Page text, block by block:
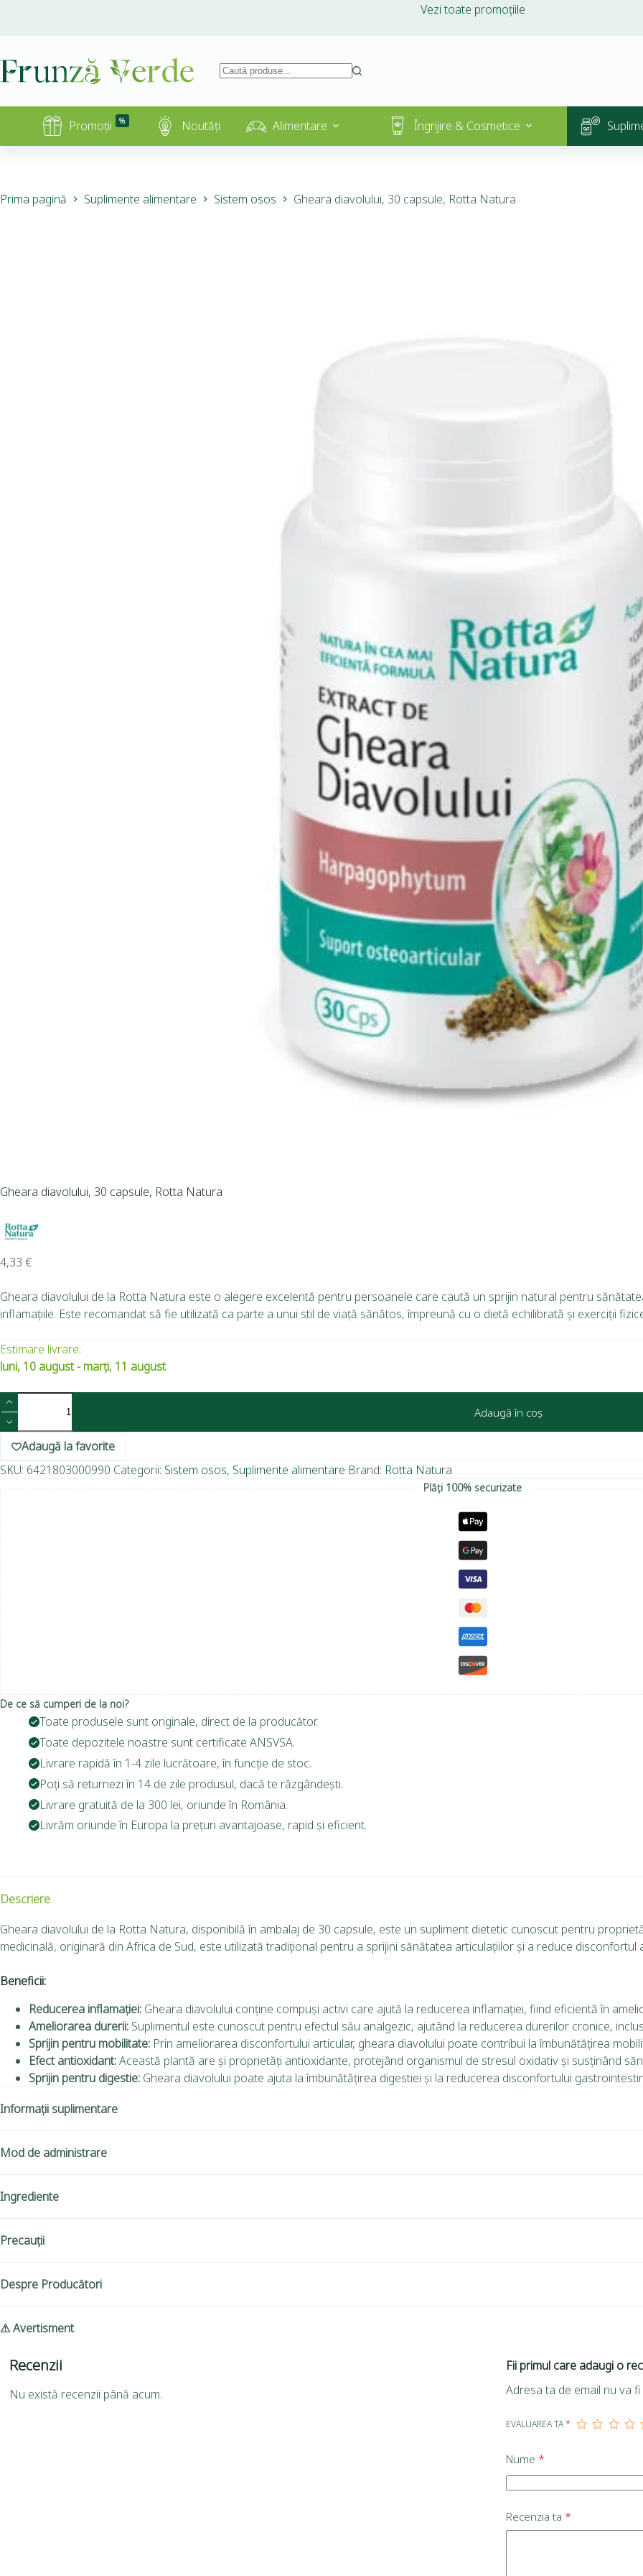
Vezi toate promoțiile
Promoții % Noutăți Alimentare Îngrijire & Cosmetice
Prima pagină Suplimente alimentare Sistem osos Gheara diavolului, 30 capsule, Rotta Natura
Gheara diavolului, 30 capsule, Rotta Natura
4,33 €
Gheara diavolului de la Rotta Natura este o alegere excelentă pentru persoanele care caută un sprijin natural pentru
inflamațiile. Este recomandat să fie utilizată ca parte a unui stil de viață sănătos, împreună cu o dietă echilibrată și exerciții
Estimare livrare:
luni, 10 august - marți, 11 august
Adaugă în coș
Adaugă la favorite
SKU: 6421803000990 Categorii: Sistem osos, Suplimente alimentare Brand: Rotta Natura
Plăți 100% securizate
De ce să cumperi de la noi?
Toate produsele sunt originale, direct de la producător.
Toate depozitele noastre sunt certificate ANSVSA.
Livrare rapidă în 1-4 zile lucrătoare, în funcție de stoc.
Poți să returnezi în 14 de zile produsul, dacă te răzgândești.
Livrare gratuită de la 300 lei, oriunde în România.
Livrăm oriunde în Europa la prețuri avantajoase, rapid și eficient.
Descriere
Gheara diavolului de la Rotta Natura, disponibilă în ambalaj de 30 capsule, este un supliment dietetic cunoscut pentru
medicinală, originară din Africa de Sud, este utilizată tradițional pentru a sprijini sănătatea articulațiilor și a reduce disconfortul
Beneficii:
Reducerea inflamației: Gheara diavolului conține compuși activi care ajută la reducerea inflamației, fiind eficientă în
Ameliorarea durerii: Suplimentul este cunoscut pentru efectul său analgezic, ajutând la reducerea durerilor cronice,
Sprijin pentru mobilitate: Prin ameliorarea disconfortului articular, gheara diavolului poate contribui la îmbunătățirea
Efect antioxidant:Această plantă are și proprietăți antioxidante, protejând organismul de stresul oxidativ și susținând
Sprijin pentru digestie: Gheara diavolului poate ajuta la îmbunătățirea digestiei și la reducerea disconfortului
Informații suplimentare
Mod de administrare
Ingrediente
Precauții
Despre Producători
⚠ Avertisment
Recenzii
Nu există recenzii până acum.
Fii primul care adaugi o
Adresa ta de email nu va
EVALUAREA TA*
Nume *
Recenzia ta *